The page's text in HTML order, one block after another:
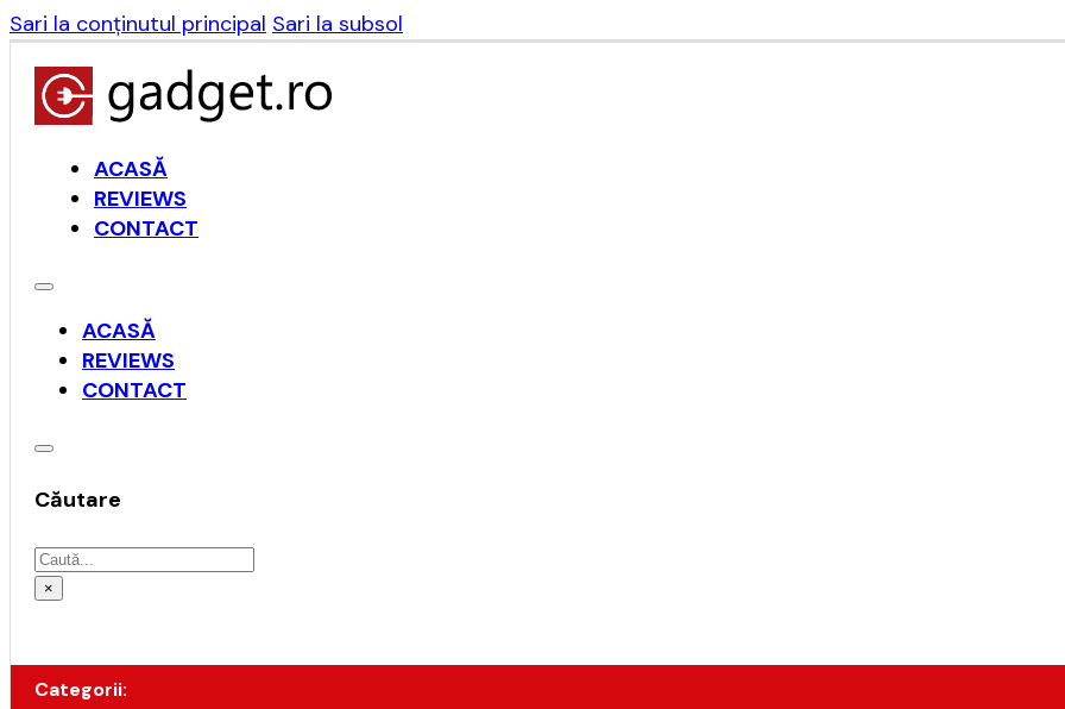
Sari la conținutul principal Sari la subsol
ACASĂ
REVIEWS
CONTACT
ACASĂ
REVIEWS
CONTACT
Căutare
Caută
×
Categorii: